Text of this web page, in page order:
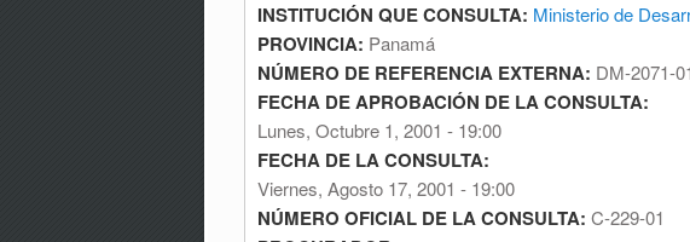
INSTITUCIÓN QUE CONSULTA: Ministerio de
PROVINCIA: Panamá
NÚMERO DE REFERENCIA EXTERNA: DM-2071-
FECHA DE APROBACIÓN DE LA CONSULTA:
Lunes, Octubre 1, 2001 - 19:00
FECHA DE LA CONSULTA:
Viernes, Agosto 17, 2001 - 19:00
NÚMERO OFICIAL DE LA CONSULTA: C-229-01